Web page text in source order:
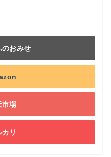
のおみせ
市場
カリ